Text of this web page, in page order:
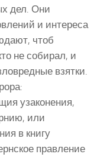
дел. Они
и интереса
чтоб
не собирал, и
взятки.
узаконения,
или
в книгу
правление